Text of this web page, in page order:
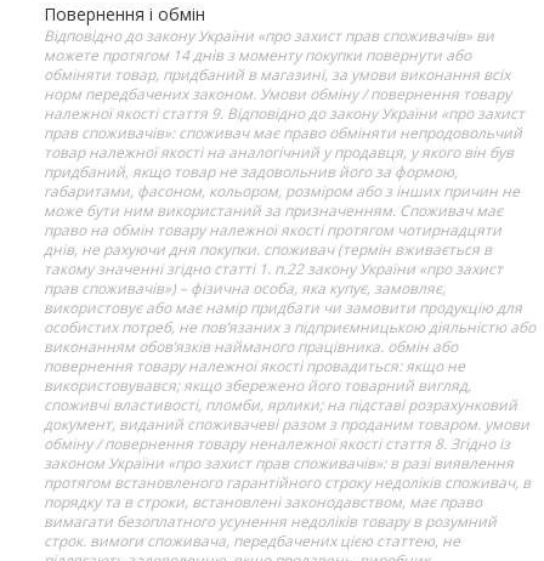
Повернення і обмін
Відповідно до закону України «про захист прав споживачів» ви
можете протягом 14 днів з моменту покупки повернути або
обміняти товар, придбаний в магазині, за умови виконання всіх
норм передбачених законом. Умови обміну / повернення товару
належної якості стаття 9. Відповідно до закону України «про захист
прав споживачів»: споживач має право обміняти непродовольчий
товар належної якості на аналогічний у продавця, у якого він був
придбаний, якщо товар не задовольнив його за формою,
габаритами, фасоном, кольором, розміром або з інших причин не
може бути ним використаний за призначенням. Споживач має
право на обмін товару належної якості протягом чотирнадцяти
днів, не рахуючи дня покупки. споживач (термін вживається в
такому значенні згідно статті 1. п.22 закону України «про захист
прав споживачів») – фізична особа, яка купує, замовляє,
використовує або має намір придбати чи замовити продукцію для
особистих потреб, не пов’язаних з підприємницькою діяльністю або
виконанням обов’язків найманого працівника. обмін або
повернення товару належної якості провадиться: якщо не
використовувався; якщо збережено його товарний вигляд,
споживчі властивості, пломби, ярлики; на підставі розрахунковий
документ, виданий споживачеві разом з проданим товаром. умови
обміну / повернення товару неналежної якості стаття 8. Згідно із
законом України «про захист прав споживачів»: в разі виявлення
протягом встановленого гарантійного строку недоліків споживач, в
порядку та в строки, встановлені законодавством, має право
вимагати безоплатного усунення недоліків товару в розумний
строк. вимоги споживача, передбачених цією статтею, не